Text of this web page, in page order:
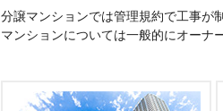
分譲マンションでは管理規約で工事が
マンションについては一般的にオーナ